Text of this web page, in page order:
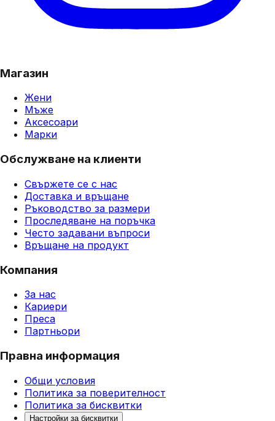
Магазин
Жени
Мъже
Аксесоари
Марки
Обслужване на клиенти
Свържете се с нас
Доставка и връщане
Ръководство за размери
Проследяване на поръчка
Често задавани въпроси
Връщане на продукт
Компания
За нас
Кариери
Преса
Партньори
Правна информация
Общи условия
Политика за поверителност
Политика за бисквитки
Настройки за бисквитки